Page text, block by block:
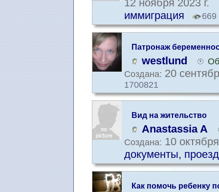
12 ноября 2023 г.
иммиграция
669
Патронаж
westlund
Создана: 20
1700821
Вид на жительство
Anastassia A
Создана: 10
документы,
Как помочь ребенку